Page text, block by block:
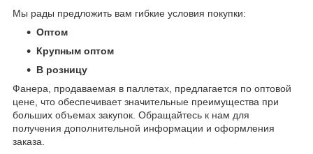
Мы рады предложить вам гибкие условия покупки:
Оптом
Крупным оптом
В розницу
Фанера, продаваемая в паллетах, предлагается по оптовой
цене, что обеспечивает значительные преимущества при
больших объемах закупок. Обращайтесь к нам для
получения дополнительной информации и оформления
заказа.